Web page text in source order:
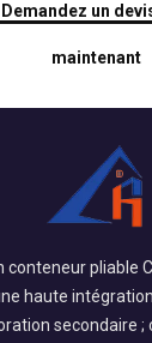
Demandez un
maintenant
conteneur pliable
haute
secondaire ;